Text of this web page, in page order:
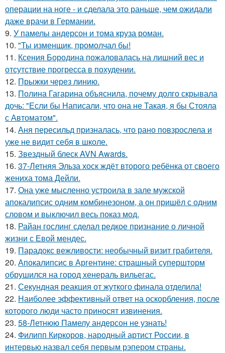
операции на ноге - и сделала это раньше, чем ожидали
даже врачи в Германии.
9. У памелы андерсон и тома круза роман.
10. "Ты изменщик, промолчал бы!
11. Ксения Бородина пожаловалась на лишний вес и
отсутствие прогресса в похудении.
12. Прыжки через линию.
13. Полина Гагарина объяснила, почему долго скрывала
дочь: "Если бы Написали, что она не Такая, я бы Стояла
с Автоматом".
14. Аня пересильд призналась, что рано повзрослела и
уже не видит себя в школе.
15. Звездный блеск AVN Awards.
16. 37-Летняя Эльза хоск ждёт второго ребёнка от своего
жениха тома Дейли.
17. Она уже мысленно устроила в зале мужской
апокалипсис одним комбинезоном, а он пришёл с одним
словом и выключил весь показ мод.
18. Райан гослинг сделал редкое признание о личной
жизни с Евой мендес.
19. Парадокс вежливости: необычный визит грабителя.
20. Апокалипсис в Аргентине: страшный супершторм
обрушился на город хенераль вильегас.
21. Секундная реакция от жуткого финала отделила!
22. Наиболее эффективный ответ на оскорбления, после
которого люди часто приносят извинения.
23. 58-Летнюю Памелу андерсон не узнать!
24. Филипп Киркоров, народный артист России, в
интервью назвал себя первым рэпером страны.